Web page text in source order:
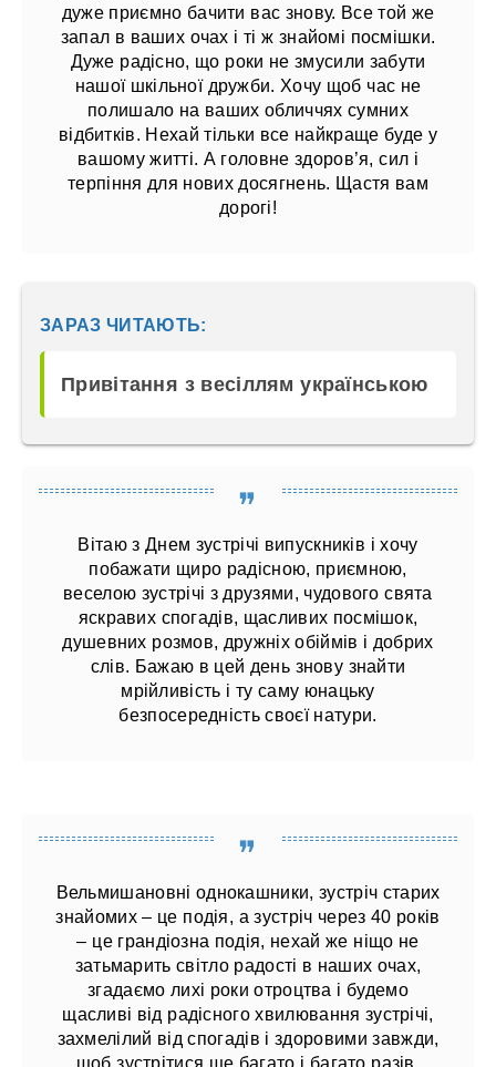
дуже приємно бачити вас знову. Все той же
запал в ваших очах і ті ж знайомі посмішки.
Дуже радісно, ​​що роки не змусили забути
нашої шкільної дружби. Хочу щоб час не
полишало на ваших обличчях сумних
відбитків. Нехай тільки все найкраще буде у
вашому житті. А головне здоров’я, сил і
терпіння для нових досягнень. Щастя вам
дорогі!
ЗАРАЗ ЧИТАЮТЬ:
Привітання з весіллям українською
Вітаю з Днем зустрічі випускників і хочу
побажати щиро радісною, приємною,
веселою зустрічі з друзями, чудового свята
яскравих спогадів, щасливих посмішок,
душевних розмов, дружніх обіймів і добрих
слів. Бажаю в цей день знову знайти
мрійливість і ту саму юнацьку
безпосередність своєї натури.
Вельмишановні однокашники, зустріч старих
знайомих – це подія, а зустріч через 40 років
– це грандіозна подія, нехай же ніщо не
затьмарить світло радості в наших очах,
згадаємо лихі роки отроцтва і будемо
щасливі від радісного хвилювання зустрічі,
захмелілий від спогадів і здоровими завжди,
щоб зустрітися ще багато і багато разів,